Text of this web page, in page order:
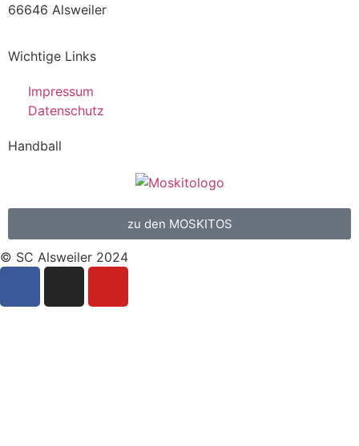
66646 Alsweiler
Wichtige Links
Impressum
Datenschutz
Handball
zu den MOSKITOS
© SC Alsweiler 2024